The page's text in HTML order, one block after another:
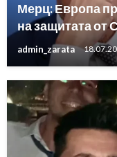
Мерц: Европа
на защитата от
admin_zarata